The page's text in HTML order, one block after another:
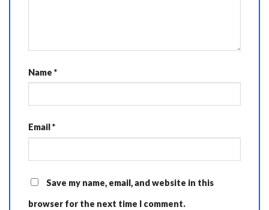
Name *
Email*
Save my name, email, and website in this
browser for the next time I comment.